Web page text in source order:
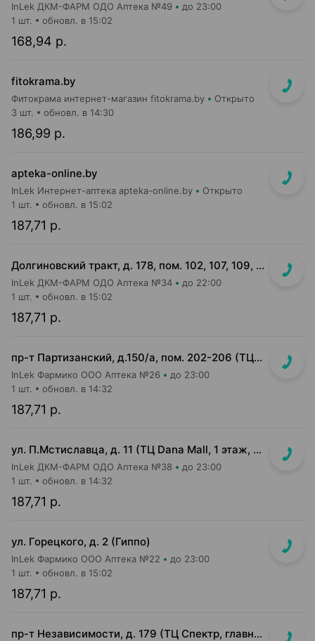
InLek ДКМ-ФАРМ ОДО Аптека №49 до 23:00
168,94 р.
1 шт. обновл. в 15:02
fitokrama.by
Фитокрама интернет-магазин fitokrama.by Открыто
186,99 р.
3 шт. обновл. в 14:30
apteka-online.by
InLek Интернет-аптека apteka-online.by Открыто
187,71 р.
1 шт. обновл. в 15:02
Долгиновский тракт, д. 178, пом. 102, 107, 109, 112, 114 (ТЦ "ALL")
InLek ДКМ-ФАРМ ОДО Аптека №34 до 22:00
187,71 р.
1 шт. обновл. в 15:02
пр-т Партизанский, д.150/а, пом. 202-206 (ТЦ "Момо")
InLek Фармико ООО Аптека №26 до 23:00
187,71 р.
1 шт. обновл. в 14:32
ул. П.Мстиславца, д. 11 (ТЦ Dana Mall, 1 этаж, вход напротив инфоцентра м-на Green)
InLek ДКМ-ФАРМ ОДО Аптека №38 до 23:00
187,71 р.
1 шт. обновл. в 14:32
ул. Горецкого, д. 2 (Гиппо)
InLek Фармико ООО Аптека №22 до 23:00
187,71 р.
1 шт. обновл. в 15:02
пр-т Независимости, д. 179 (ТЦ Спектр, главный вход, 1 этаж)